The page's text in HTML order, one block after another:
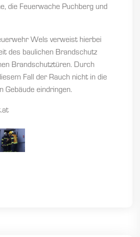
die Feuerwache Puchberg und
Wels verweist hierbei
des baulichen Brandschutz
Brandschutztüren. Durch
Fall der Rauch nicht in die
Gebäude eindringen.